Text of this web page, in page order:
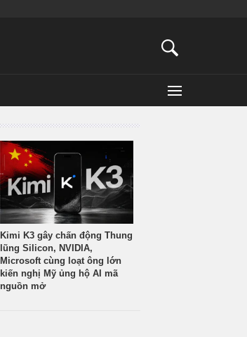
Kimi K3 gây chấn động Thung
lũng Silicon, NVIDIA,
Microsoft cùng loạt ông lớn
kiến nghị Mỹ ủng hộ AI mã
nguồn mở